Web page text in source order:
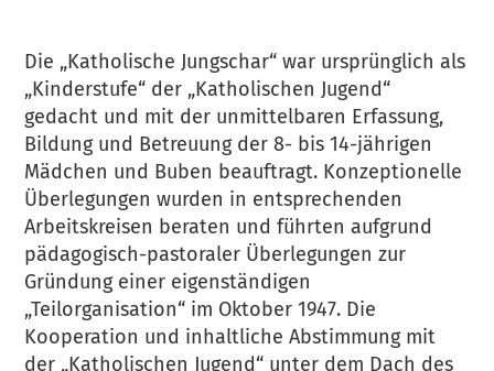
Die „Katholische Jungschar“ war ursprünglich als
„Kinderstufe“ der „Katholischen Jugend“
gedacht und mit der unmittelbaren Erfassung,
Bildung und Betreuung der 8- bis 14-jährigen
Mädchen und Buben beauftragt. Konzeptionelle
Überlegungen wurden in entsprechenden
Arbeitskreisen beraten und führten aufgrund
pädagogisch-pastoraler Überlegungen zur
Gründung einer eigenständigen
„Teilorganisation“ im Oktober 1947. Die
Kooperation und inhaltliche Abstimmung mit
der „Katholischen Jugend“ unter dem Dach des